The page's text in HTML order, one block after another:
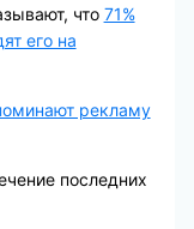
что 71%
его на
рекламу
последних